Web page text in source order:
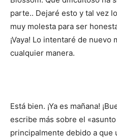
parte.. Dejaré esto y tal vez
muy molesta para ser
¡Vaya! Lo intentaré de nuevo
cualquier manera.
Está bien. ¡Ya es mañana!
escribe más sobre el
principalmente debido a que